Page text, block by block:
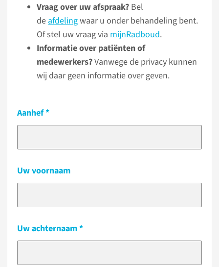
Vraag over uw afspraak? Bel
deafdelingwaar u onder behandeling bent.
Of stel uw vraag via mijnRadboud.
Informatie over patiënten of
medewerkers?Vanwege de privacy kunnen
wij daar geen informatie over geven.
Aanhef
Uw voornaam
Uw achternaam